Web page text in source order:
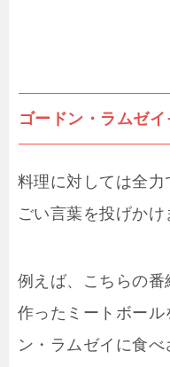
ゴードン・ラムゼ
料理に対しては全
ごい言葉を投げかけ
例えば、こちらの
作ったミートボー
ン・ラムゼイに食べ